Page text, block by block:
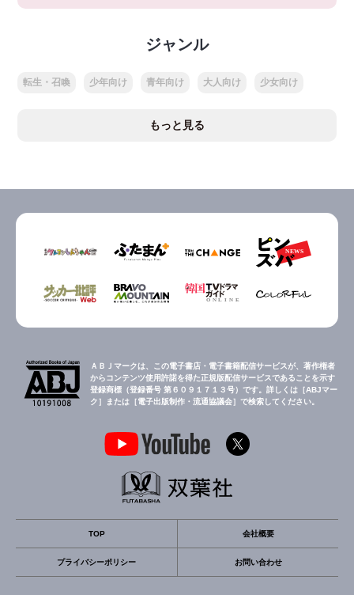
ジャンル
転生・召喚 少年向け 青年向け 大人向け 少女向け
もっと見る
ＡＢＪマークは、この電子書店・電子書籍配信サービスが、著作権者
からコンテンツ使用許諾を得た正規版配信サービスであることを示す
登録商標（登録番号 第６０９１７１３号）です。詳しくは［ABJマー
ク］または［電子出版制作・流通協議会］で検索してください。
TOP 会社概要
プライバシーポリシー お問い合わせ